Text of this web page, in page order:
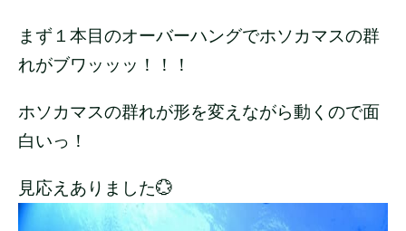
まず１本目のオーバーハングでホソカマスの群
れがブワッッッ！！！
ホソカマスの群れが形を変えながら動くので面
白いっ！
見応えありました💮